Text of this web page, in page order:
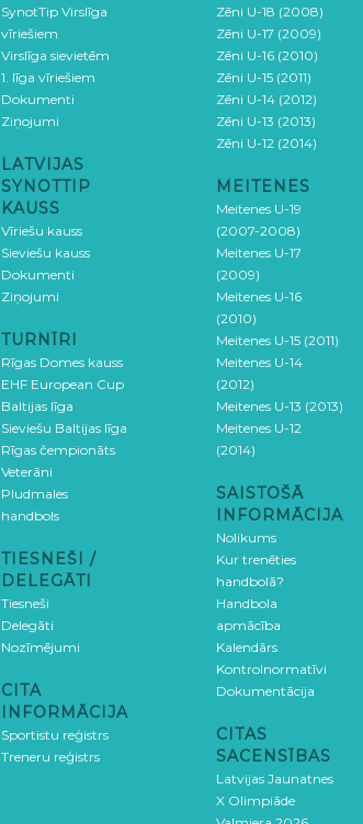
SynotTip Virslīga
vīriešiem
Virslīga sievietēm
1. līga vīriešiem
Dokumenti
Ziņojumi
LATVIJAS
SYNOTTIP
KAUSS
Vīriešu kauss
Sieviešu kauss
Dokumenti
Ziņojumi
TURNĪRI
Rīgas Domes kauss
EHF European Cup
Baltijas līga
Sieviešu Baltijas līga
Rīgas čempionāts
Veterāni
Pludmales
handbols
TIESNEŠI /
DELEGĀTI
Tiesneši
Delegāti
Nozīmējumi
CITA
INFORMĀCIJA
Sportistu reģistrs
Treneru reģistrs
Zēni U-18 (2008)
Zēni U-17 (2009)
Zēni U-16 (2010)
Zēni U-15 (2011)
Zēni U-14 (2012)
Zēni U-13 (2013)
Zēni U-12 (2014)
MEITENES
Meitenes U-19
(2007-2008)
Meitenes U-17
(2009)
Meitenes U-16
(2010)
Meitenes U-15 (2011)
Meitenes U-14
(2012)
Meitenes U-13 (2013)
Meitenes U-12
(2014)
SAISTOŠĀ
INFORMĀCIJA
Nolikums
Kur trenēties
handbolā?
Handbola
apmācība
Kalendārs
Kontrolnormatīvi
Dokumentācija
CITAS
SACENSĪBAS
Latvijas Jaunatnes
X Olimpiāde